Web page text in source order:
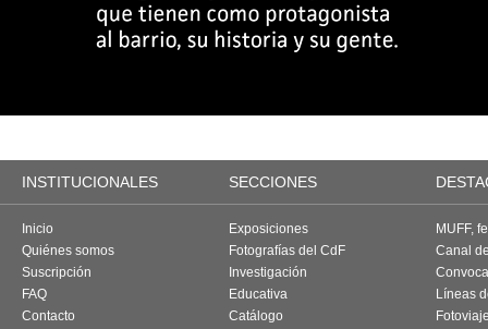
INSTITUCIONALES SECCIONES
Inicio
Quiénes somos
Suscripción
FAQ
Contacto
Exposiciones
Fotografías del CdF
Investigación
Educativa
Catálogo
MUFF,
Canal
Líneas